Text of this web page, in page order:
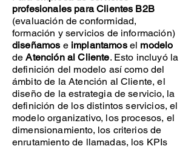
profesionales para Clientes B2B
(evaluación deconformidad,
formación y servicios de información)
diseñamos e implantamos el modelo
deAtención al Cliente. Esto incluyó la
definición del modelo así como del
ámbito de la Atención al Cliente, el
diseño de la estrategia de servicio, la
definición de los distintos servicios, el
modelo organizativo, los procesos, el
dimensionamiento, los criterios de
enrutamiento de llamadas, los KPIs